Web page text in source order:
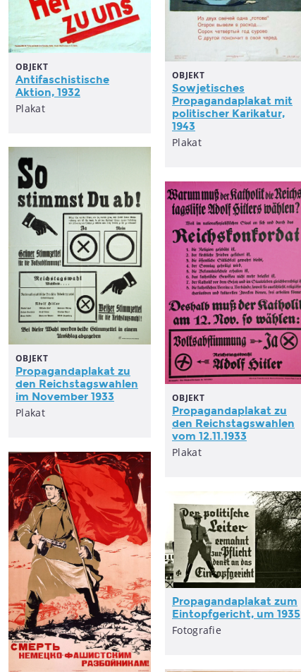
OBJEKT
Antifaschistische
Aktion, 1932
Plakat
OBJEKT
Sowjetisches
Propagandaplakat mit
politischer Karikatur,
1943
Plakat
OBJEKT
Propagandaplakat zu
den Reichstagswahlen
im November 1933
Plakat
OBJEKT
Propagandaplakat zu
den Reichstagswahlen
vom 12.11.1933
Plakat
Propagandaplakat zum
Eintopfgericht, um 1935
Fotografie